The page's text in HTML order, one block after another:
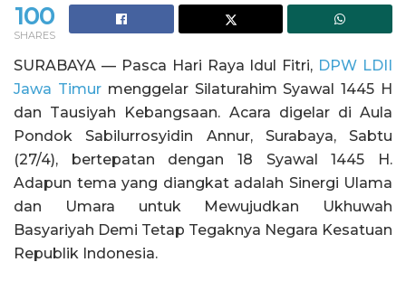
100
SHARES
SURABAYA — Pasca Hari Raya Idul Fitri, DPW LDII
Jawa Timurmenggelar Silaturahim Syawal 1445 H
dan Tausiyah Kebangsaan. Acara digelar di Aula
Pondok Sabilurrosyidin Annur, Surabaya, Sabtu
(27/4), bertepatan dengan 18 Syawal 1445 H.
Adapun tema yang diangkat adalah Sinergi Ulama
dan Umara untuk Mewujudkan Ukhuwah
Basyariyah Demi Tetap Tegaknya Negara Kesatuan
Republik Indonesia.